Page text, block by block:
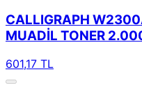
CALLIGRAPH
MUADİL TONER
601,17 TL